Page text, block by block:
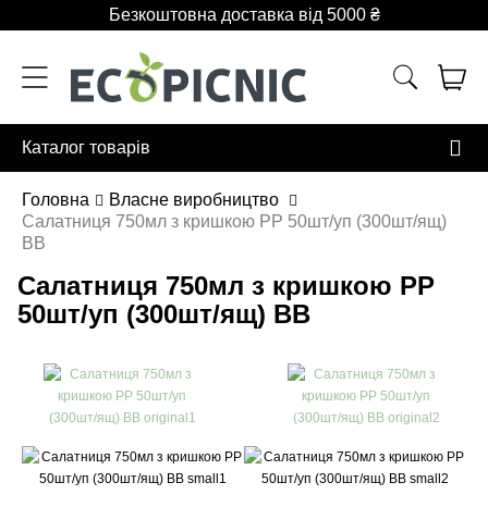
Безкоштовна доставка від 5000 ₴
Каталог товарів
Головна
Власне виробництво
Салатниця 750мл з кришкою PP 50шт/уп (300шт/ящ)
ВВ
Салатниця 750мл з кришкою PP
50шт/уп (300шт/ящ) ВВ